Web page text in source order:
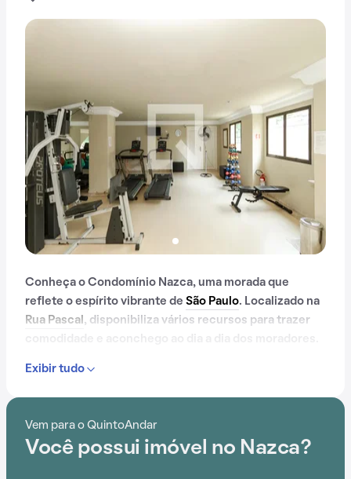
Conheça o Condomínio Nazca, uma morada que
reflete o espírito vibrante de São Paulo. Localizado na
Rua Pascal, disponibiliza vários recursos para trazer
piscina, salão de festas, gás encanado e salão de
às necessidades dos moradores que buscam lazer e
conforto em um só lugar.
Exibir tudo
Vem para o QuintoAndar
Você possui imóvel no Nazca?